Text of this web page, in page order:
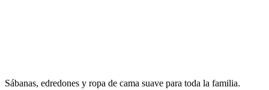
Sábanas, edredones y ropa de cama suave para toda la familia.